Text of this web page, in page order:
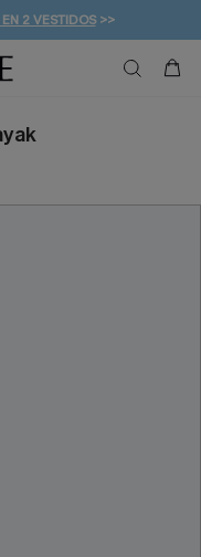
2 VESTIDOS>>
EXTRA!
DE 49 € >>